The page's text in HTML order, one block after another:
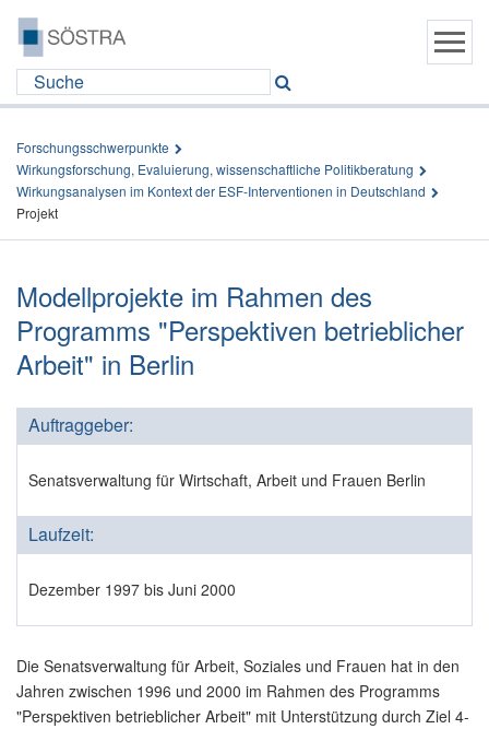
Forschungsschwerpunkte
Wirkungsforschung, Evaluierung, wissenschaftliche Politikberatung
Wirkungsanalysen im Kontext der ESF-Interventionen in Deutschland
Projekt
Modellprojekte im Rahmen des
Programms "Perspektiven betrieblicher
Arbeit" in Berlin
Auftraggeber:
Senatsverwaltung für Wirtschaft, Arbeit und Frauen Berlin
Laufzeit:
Dezember 1997 bis Juni 2000
Die Senatsverwaltung für Arbeit, Soziales und Frauen hat in den
Jahren zwischen 1996 und 2000 im Rahmen des Programms
"Perspektiven betrieblicher Arbeit" mit Unterstützung durch Ziel 4-